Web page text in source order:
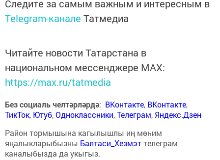
Следите за самым важным и интересным в
Telegram-канале Татмедиа
Читайте новости Татарстана в
национальном мессенджере MАХ:
https://max.ru/tatmedia
Без социаль челтәрләрдә: ВКонтакте, ВКонтакте,
ТикТок, Ютуб,Одноклассники,Телеграм, Яндекс.Дзен
Район тормышына кагылышлы иң мөһим
яңалыкларыбызны Балтаси_Хезмэттелеграм
каналыбызда да укыгыз.